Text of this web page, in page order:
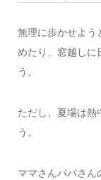
無理に歩かせよう
めたり、窓越しに
う。
ただし、夏場は熱
う。
ママさんパパさん